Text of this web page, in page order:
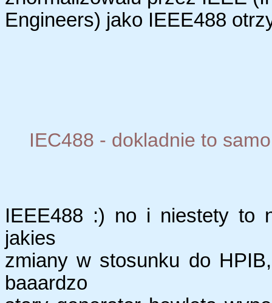
Engineers) jako IEEE488
IEC488 - dokladnie to
IEEE488 :) no i niestety to
jakies
zmiany w stosunku do
baaardzo